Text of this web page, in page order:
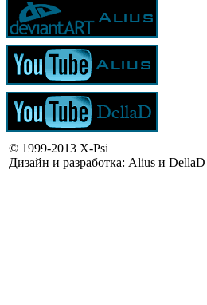
© 1999-2013 X-Psi
Дизайн и разработка: Alius и DellaD